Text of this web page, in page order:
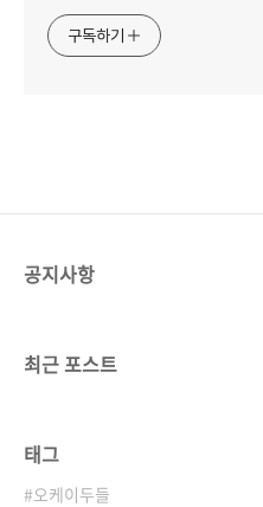
구독하기
공지사항
최근 포스트
태그
오케이두들